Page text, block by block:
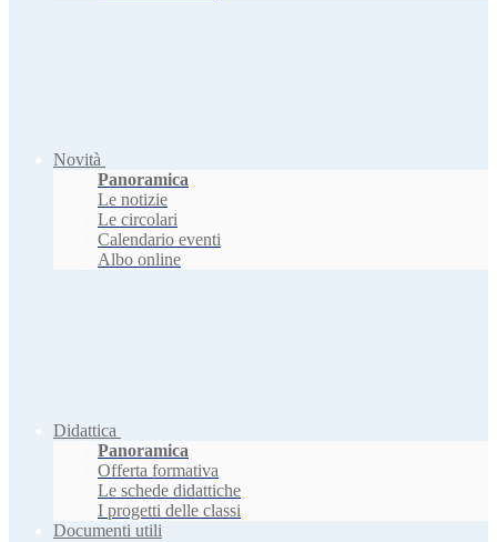
Novità
Panoramica
Le notizie
Le circolari
Calendario eventi
Albo online
Didattica
Panoramica
Offerta formativa
Le schede didattiche
I progetti delle classi
Documenti utili